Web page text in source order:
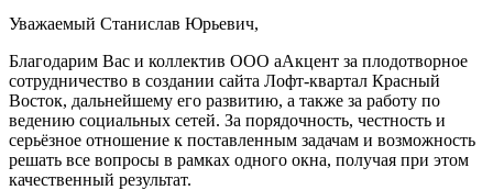
Уважаемый Станислав Юрьевич,
Благодарим Вас и коллектив ООО аАкцент за плодотворное
сотрудничество в создании сайта Лофт-квартал Красный
Восток, дальнейшему его развитию, а также за работу по
ведению социальных сетей. За порядочность, честность и
серьёзное отношение к поставленным задачам и возможность
решать все вопросы в рамках одного окна, получая при этом
качественный результат.